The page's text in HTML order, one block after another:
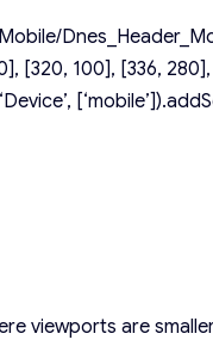
[320, 100], [336,
viewports are